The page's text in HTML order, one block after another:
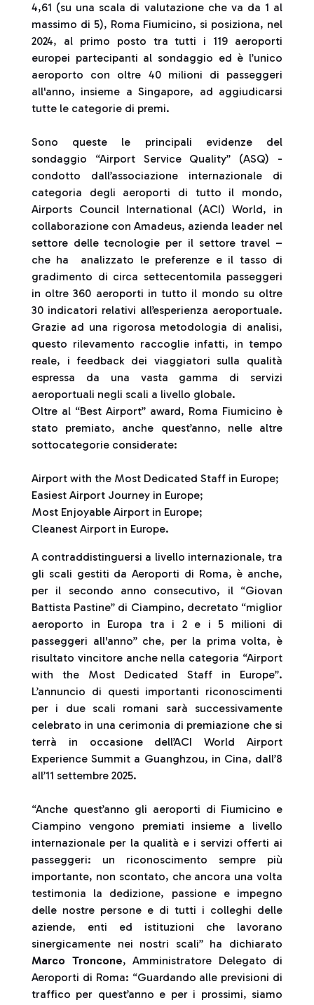
4,61 (su una scala di valutazione che va da 1 al
massimo di 5), Roma Fiumicino, si posiziona, nel
2024, al primo posto tra tutti i 119 aeroporti
europei partecipanti al sondaggio ed è l’unico
aeroporto con oltre 40 milioni di passeggeri
all'anno, insieme a Singapore, ad aggiudicarsi
tutte le categorie di premi.
Sono queste le principali evidenze del
sondaggio “Airport Service Quality” (ASQ) -
condotto dall’associazione internazionale di
categoria degli aeroporti di tutto il mondo,
Airports Council International (ACI) World, in
collaborazione con Amadeus, azienda leader nel
settore delle tecnologie per il settore travel –
che ha analizzato le preferenze e il tasso di
gradimento di circa settecentomila passeggeri
in oltre 360 aeroporti in tutto il mondo su oltre
30 indicatori relativi all’esperienza aeroportuale.
Grazie ad una rigorosa metodologia di analisi,
questo rilevamento raccoglie infatti, in tempo
reale, i feedback dei viaggiatori sulla qualità
espressa da una vasta gamma di servizi
aeroportuali negli scali a livello globale.
Oltre al “Best Airport” award, Roma Fiumicino è
stato premiato, anche quest’anno, nelle altre
sottocategorie considerate:
Airport with the Most Dedicated Staff in Europe;
Easiest Airport Journey in Europe;
Most Enjoyable Airport in Europe;
Cleanest Airport in Europe.
A contraddistinguersi a livello internazionale, tra
gli scali gestiti da Aeroporti di Roma, è anche,
per il secondo anno consecutivo, il “Giovan
Battista Pastine” di Ciampino, decretato “miglior
aeroporto in Europa tra i 2 e i 5 milioni di
passeggeri all'anno” che, per la prima volta, è
risultato vincitore anche nella categoria “Airport
with the Most Dedicated Staff in Europe”.
L’annuncio di questi importanti riconoscimenti
per i due scali romani sarà successivamente
celebrato in una cerimonia di premiazione che si
terrà in occasione dell’ACI World Airport
Experience Summit a Guanghzou, in Cina, dall’8
all’11 settembre 2025.
“Anche quest’anno gli aeroporti di Fiumicino e
Ciampino vengono premiati insieme a livello
internazionale per la qualità e i servizi offerti ai
passeggeri: un riconoscimento sempre più
importante, non scontato, che ancora una volta
testimonia la dedizione, passione e impegno
delle nostre persone e di tutti i colleghi delle
aziende, enti ed istituzioni che lavorano
sinergicamente nei nostri scali” ha dichiarato
Marco Troncone, Amministratore Delegato di
Aeroporti di Roma: “Guardando alle previsioni di
traffico per quest’anno e per i prossimi, siamo